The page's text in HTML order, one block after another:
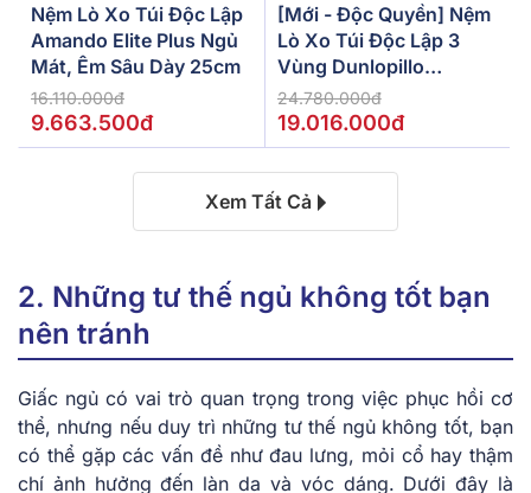
Nệm Lò Xo Túi Độc Lập
Amando Elite Plus Ngủ
Mát, Êm Sâu Dày 25cm
16.110.000đ
9.663.500đ
[Mới - Độc Quyền] Nệm
Lò Xo Túi Độc Lập 3
Vùng Dunlopillo
De.Stress Powerful
24.780.000đ
19.016.000đ
Xem Tất Cả
2. Những tư thế ngủ không tốt bạn
nên tránh
Giấc ngủ có vai trò quan trọng trong việc phục hồi cơ
thể, nhưng nếu duy trì những tư thế ngủ không tốt, bạn
có thể gặp các vấn đề như đau lưng, mỏi cổ hay thậm
chí ảnh hưởng đến làn da và vóc dáng. Dưới đây là